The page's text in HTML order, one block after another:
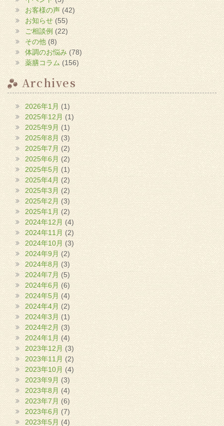
お客様の声 (42)
お知らせ (55)
ご相談例(22)
その他(8)
体調のお悩み (78)
薬膳コラム (156)
Archives
2026年1月 (1)
2025年12月 (1)
2025年9月 (1)
2025年8月 (3)
2025年7月 (2)
2025年6月 (2)
2025年5月 (1)
2025年4月 (2)
2025年3月(2)
2025年2月 (3)
2025年1月 (2)
2024年12月 (4)
2024年11月 (2)
2024年10月 (3)
2024年9月 (2)
2024年8月 (3)
2024年7月 (5)
2024年6月(6)
2024年5月 (4)
2024年4月 (2)
2024年3月 (1)
2024年2月(3)
2024年1月 (4)
2023年12月(3)
2023年11月(2)
2023年10月(4)
2023年9月(3)
2023年8月 (4)
2023年7月 (6)
2023年6月 (7)
2023年5月(4)